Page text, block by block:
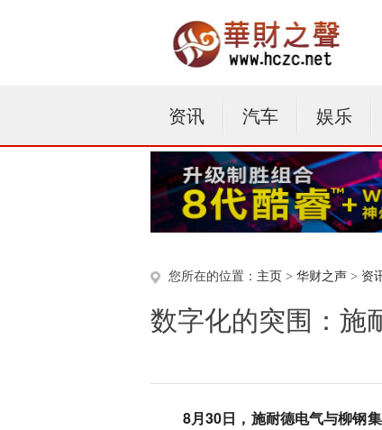
资讯 汽车 娱乐
您所在的位置： 主页 > 华财之声 > 资
数字化的突围：施
8月30日，施耐德电气与柳钢